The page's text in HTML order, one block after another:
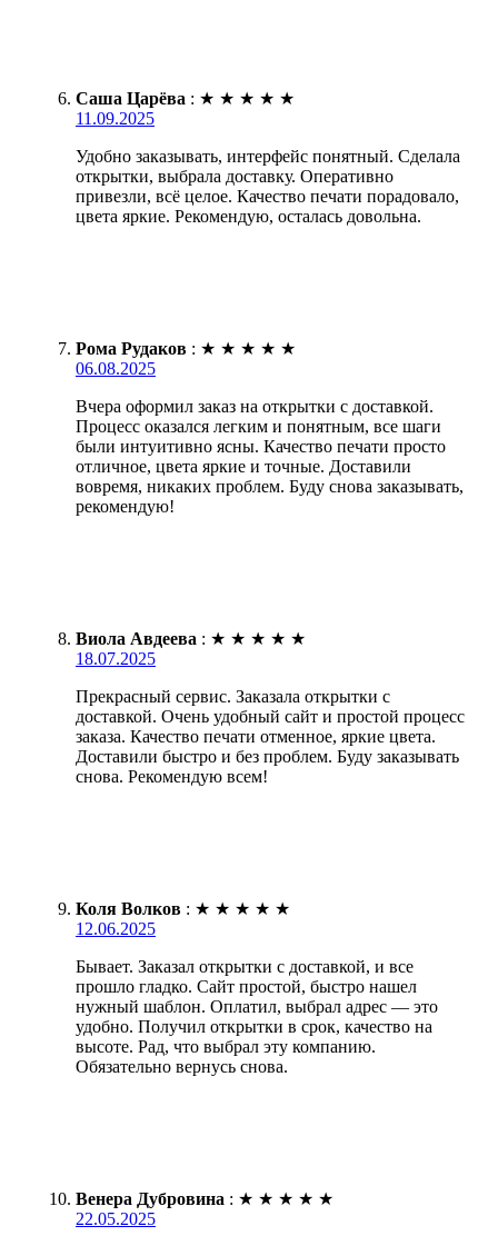
Саша Царёва : ★ ★ ★ ★ ★
11.09.2025
Удобно заказывать, интерфейс понятный. Сделала
открытки, выбрала доставку. Оперативно
привезли, всё целое. Качество печати порадовало,
цвета яркие. Рекомендую, осталась довольна.
Рома Рудаков : ★ ★ ★ ★ ★
06.08.2025
Вчера оформил заказ на открытки с доставкой.
Процесс оказался легким и понятным, все шаги
были интуитивно ясны. Качество печати просто
отличное, цвета яркие и точные. Доставили
вовремя, никаких проблем. Буду снова заказывать,
рекомендую!
Виола Авдеева : ★ ★ ★ ★ ★
18.07.2025
Прекрасный сервис. Заказала открытки с
доставкой. Очень удобный сайт и простой процесс
заказа. Качество печати отменное, яркие цвета.
Доставили быстро и без проблем. Буду заказывать
снова. Рекомендую всем!
Коля Волков : ★ ★ ★ ★ ★
12.06.2025
Бывает. Заказал открытки с доставкой, и все
прошло гладко. Сайт простой, быстро нашел
нужный шаблон. Оплатил, выбрал адрес — это
удобно. Получил открытки в срок, качество на
высоте. Рад, что выбрал эту компанию.
Обязательно вернусь снова.
Венера Дубровина : ★ ★ ★ ★ ★
22.05.2025